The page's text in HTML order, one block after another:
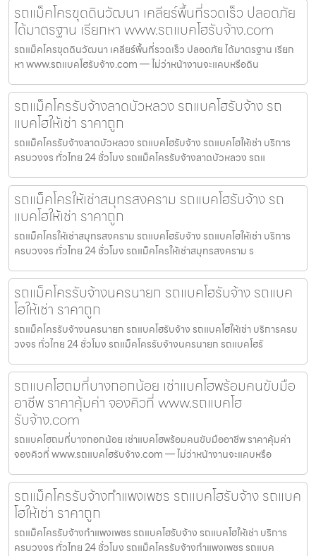
รถแม็คโครขุดดินวัฒนา เคลียร์พื้นที่รวดเร็ว ปลอดภัย
ได้มาตรฐาน เรียกหา www.รถแบคโฮรับจ้าง.com
รถแม็คโครขุดดินวัฒนา เคลียร์พื้นที่รวดเร็ว ปลอดภัย ได้มาตรฐาน เรียก
หา www.รถแบคโฮรับจ้าง.com — ไม่ว่าหน้างานจะแคบหรือดิน
รถแม็คโครรับจ้างลาดบัวหลวง รถแบคโฮรับจ้าง รถ
แบคโฮให้เช่า ราคาถูก
รถแม็คโครรับจ้างลาดบัวหลวง รถแบคโฮรับจ้าง รถแบคโฮให้เช่า บริการ
ครบวงจร ทั่วไทย 24 ชั่วโมง รถแม็คโครรับจ้างลาดบัวหลวง รถแ
รถแม็คโครให้เช่าสมุทรสงคราม รถแบคโฮรับจ้าง รถ
แบคโฮให้เช่า ราคาถูก
รถแม็คโครให้เช่าสมุทรสงคราม รถแบคโฮรับจ้าง รถแบคโฮให้เช่า บริการ
ครบวงจร ทั่วไทย 24 ชั่วโมง รถแม็คโครให้เช่าสมุทรสงคราม ร
รถแม็คโครรับจ้างนครนายก รถแบคโฮรับจ้าง รถแบค
โฮให้เช่า ราคาถูก
รถแม็คโครรับจ้างนครนายก รถแบคโฮรับจ้าง รถแบคโฮให้เช่า บริการครบ
วงจร ทั่วไทย 24 ชั่วโมง รถแม็คโครรับจ้างนครนายก รถแบคโฮรั
รถแบคโฮถมที่บางกอกน้อย เช่าแบคโฮพร้อมคนขับมือ
อาชีพ ราคาคุ้มค่า จองคิวที่ www.รถแบคโฮ
รับจ้าง.com
รถแบคโฮถมที่บางกอกน้อย เช่าแบคโฮพร้อมคนขับมืออาชีพ ราคาคุ้มค่า
จองคิวที่ www.รถแบคโฮรับจ้าง.com — ไม่ว่าหน้างานจะแคบหรือ
รถแม็คโครรับจ้างกำแพงเพชร รถแบคโฮรับจ้าง รถแบค
โฮให้เช่า ราคาถูก
รถแม็คโครรับจ้างกำแพงเพชร รถแบคโฮรับจ้าง รถแบคโฮให้เช่า บริการ
ครบวงจร ทั่วไทย 24 ชั่วโมง รถแม็คโครรับจ้างกำแพงเพชร รถแบค